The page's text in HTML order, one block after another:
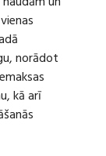
norādot
kā arī